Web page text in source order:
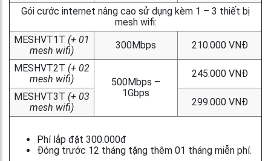
Gói cước internet nâng cao sử dụng kèm 1 – 3 thiết bị
mesh wifi:
MESHVT1T (+ 01
mesh wifi)
300Mbps
210.000 VNĐ
MESHVT2T (+ 02
mesh wifi)
500Mbps –
1Gbps
245.000 VNĐ
MESHVT3T (+ 03
mesh wifi)
299.000 VNĐ
Phí lắp đặt 300.000đ
Đóng trước 12 tháng tặng thêm 01 tháng miễn phí.